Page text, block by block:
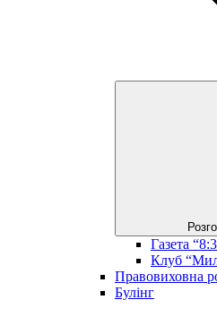
Газета
Клуб
Правовиховна
Булінг